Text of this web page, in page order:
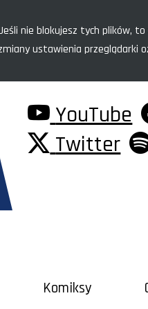
nie blokujesz tych plików,
ustawienia przeglądarki
YouTube
Twitter
Komiksy